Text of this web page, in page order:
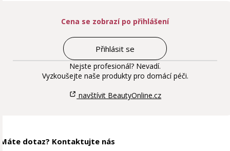
Cena se zobrazí po přihlášení
Přihlásit se
Nejste profesionál? Nevadí.
Vyzkoušejte naše produkty pro domácí péči.
navštívit BeautyOnline.cz
Máte dotaz? Kontaktujte nás